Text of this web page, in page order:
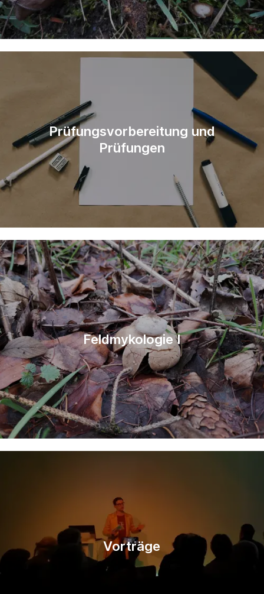
Prüfungsvorbereitung und
Prüfungen
Feldmykologie I
Vorträge